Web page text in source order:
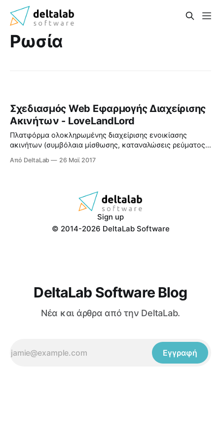
Ρωσία
Σχεδιασμός Web Εφαρμογής Διαχείρισης
Ακινήτων - LoveLandLord
Πλατφόρμα ολοκληρωμένης διαχείρισης ενοικίασης
ακινήτων (συμβόλαια μίσθωσης, καταναλώσεις ρεύματος
Από DeltaLab 26 Μαϊ 2017
Sign up
© 2014-2026 DeltaLab Software
DeltaLab Software Blog
Νέα και άρθρα από την DeltaLab.
Εγγραφή